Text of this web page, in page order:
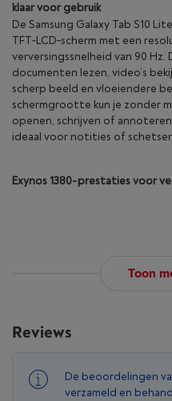
klaar voor gebruik
De Samsung Galaxy Tab S10
TFT‑LCD‑scherm met een
verversingssnelheid van 90
documenten lezen, video’s
scherp beeld en vloeiendere
schermgrootte kun je zonder
openen, schrijven of
ideaal voor notities of
Exynos 1380‑prestaties voor
Toon
Reviews
De beoordelingen
verzameld en